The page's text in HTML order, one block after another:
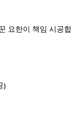
요한이 책임 시공
)